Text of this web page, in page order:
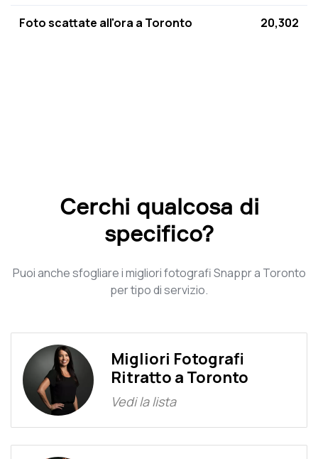
Foto scattate all'ora a Toronto 20,302
Cerchi qualcosa di
specifico?
Puoi anche sfogliare i migliori fotografi Snappr a Toronto
per tipo di servizio.
Migliori Fotografi
Ritratto a Toronto
Vedi la lista